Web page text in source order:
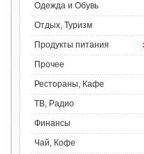
Одежда и Обувь
Отдых, Туризм
Продукты питания
Прочее
Рестораны, Кафе
ТВ, Радио
Финансы
Чай, Кофе